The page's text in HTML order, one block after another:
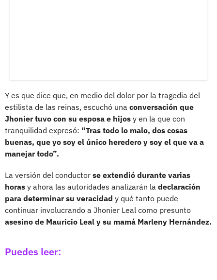
Y es que dice que, en medio del dolor por la tragedia del
estilista de las reinas, escuchó una conversación que
Jhonier tuvo con su esposa e hijos y en la que con
tranquilidad expresó: “Tras todo lo malo, dos cosas
buenas, que yo soy el único heredero y soy el que va a
manejar todo”.
La versión del conductor se extendió durante varias
horas y ahora las autoridades analizarán la declaración
para determinar su veracidad y qué tanto puede
continuar involucrando a Jhonier Leal como presunto
asesino de Mauricio Leal y su mamá Marleny Hernández.
Puedes leer: